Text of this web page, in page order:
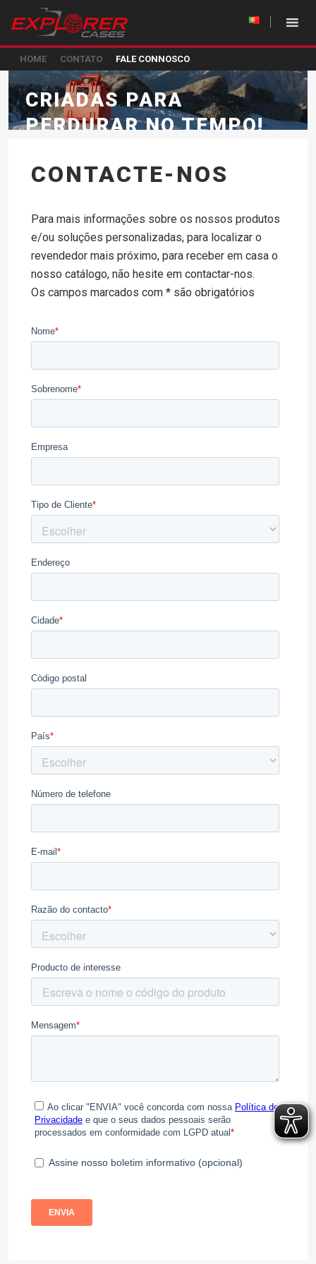
HOME CONTATO FALE CONNOSCO
CRIADAS PARA
PERDURAR NO TEMPO!
CONTACTE-NOS
Para mais informações sobre os nossos produtos
e/ou soluções personalizadas, para localizar o
revendedor mais próximo, para receber em casa o
nosso catálogo, não hesite em contactar-nos.
Os campos marcados com * são obrigatórios